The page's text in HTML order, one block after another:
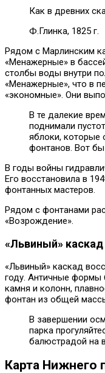
Как в древних
Ф.Глинка, 1825 г.
Рядом с Марлинским
«Менажерные» в
столбы воды внутри
«Менажерные», что в
«экономные». Они
В те далекие
поднимали
яблоки, которые
фонтанов. Вот
В годы войны
Его восстановила в
фонтанных мастеров.
Рядом с фонтанами
«Возрождение».
«Львиный» каскад
«Львиный» каскад
году. Античные формы
камня и колонн,
фонтан из общей
В завершении
парка
балюстрадой на
Карта Нижнего